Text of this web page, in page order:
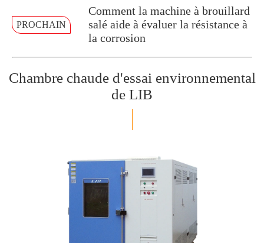
PROCHAIN
Comment la machine à brouillard
salé aide à évaluer la résistance à
la corrosion
Chambre chaude d'essai environnemental
de LIB